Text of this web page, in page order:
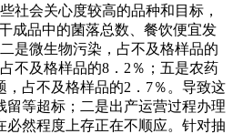
社会关心度较高的品种和目标，
成品中的菌落总数、餐饮便宜发
是微生物污染，占不及格样品的
不及格样品的8．2％；五是农药
占不及格样品的2．7％。导致这
等超标；二是出产运营过程办理
然程度上存正在不顺应。针对抽